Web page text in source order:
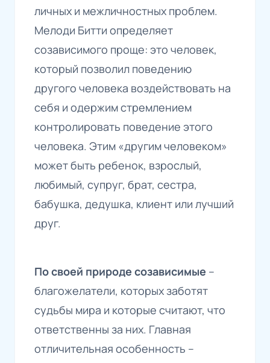
личных и межличностных проблем.
Мелоди Битти определяет
созависимого проще: это человек,
который позволил поведению
другого человека воздействовать на
себя и одержим стремлением
контролировать поведение этого
человека. Этим «другим человеком»
может быть ребенок, взрослый,
любимый, супруг, брат, сестра,
бабушка, дедушка, клиент или лучший
друг.
По своей природе созависимые –
благожелатели, которых заботят
судьбы мира и которые считают, что
ответственны за них. Главная
отличительная особенность –